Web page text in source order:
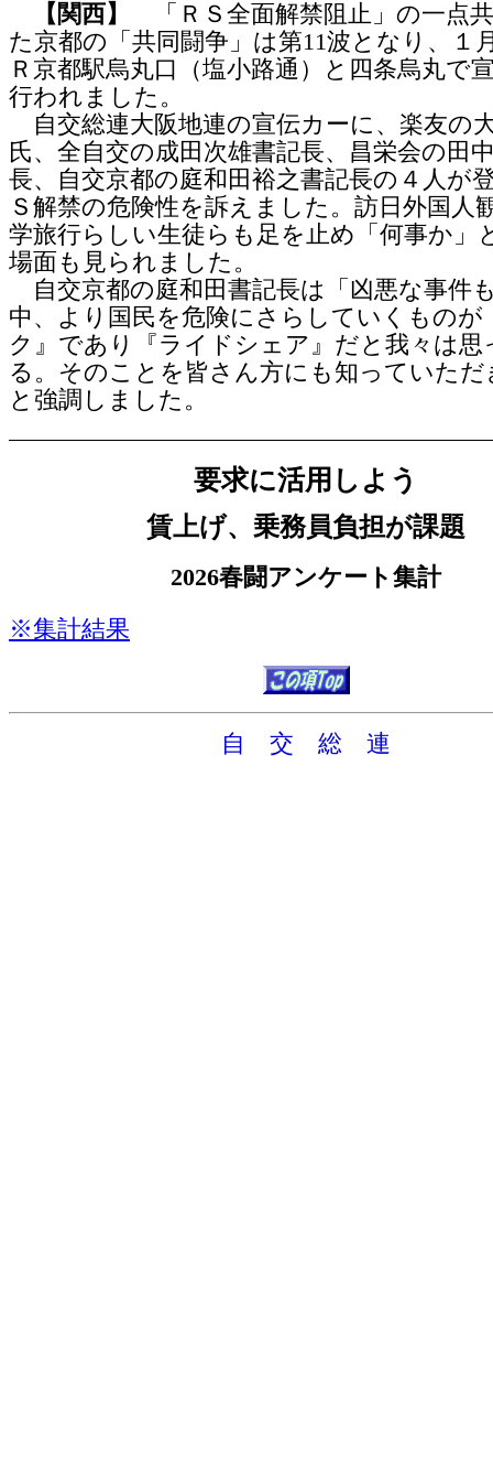
【関西】
「ＲＳ全面解禁阻止」の一点
た京都の「共同闘争」は第11波となり、１
Ｒ京都駅烏丸口（塩小路通）と四条烏丸で
行われました。
自交総連大阪地連の宣伝カーに、楽友の
氏、全自交の成田次雄書記長、昌栄会の田
長、自交京都の庭和田裕之書記長の４人が
Ｓ解禁の危険性を訴えました。訪日外国人
学旅行らしい生徒らも足を止め「何事か」
場面も見られました。
自交京都の庭和田書記長は「凶悪な事件
中、より国民を危険にさらしていくものが
ク』であり『ライドシェア』だと我々は思
る。そのことを皆さん方にも知っていただ
と強調しました。
要求に活用しよう
賃上げ、乗務員負担が課題
2026春闘アンケート集計
※集計結果
自 交 総 連